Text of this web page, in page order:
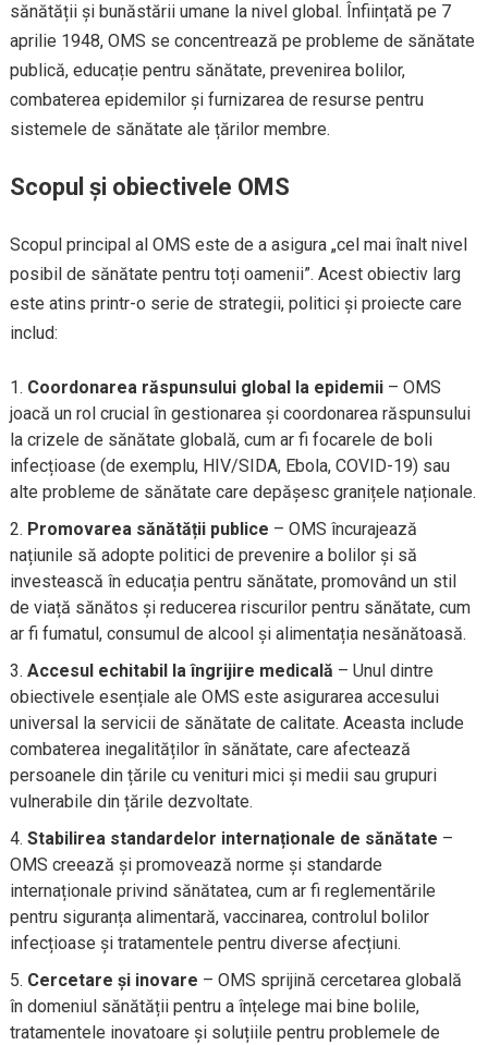
sănătății și bunăstării umane la nivel global. Înființată pe 7
aprilie 1948, OMS se concentrează pe probleme de sănătate
publică, educație pentru sănătate, prevenirea bolilor,
combaterea epidemilor și furnizarea de resurse pentru
sistemele de sănătate ale țărilor membre.
Scopul și obiectivele OMS
Scopul principal al OMS este de a asigura „cel mai înalt nivel
posibil de sănătate pentru toți oamenii”. Acest obiectiv larg
este atins printr-o serie de strategii, politici și proiecte care
includ:
Coordonarea răspunsului global la epidemii– OMS
joacă un rol crucial în gestionarea și coordonarea răspunsului
la crizele de sănătate globală, cum ar fi focarele de boli
infecțioase (de exemplu, HIV/SIDA, Ebola, COVID-19) sau
alte probleme de sănătate care depășesc granițele naționale.
Promovarea sănătății publice – OMS încurajează
națiunile să adopte politici de prevenire a bolilor și să
investească în educația pentru sănătate, promovând un stil
de viață sănătos și reducerea riscurilor pentru sănătate, cum
ar fi fumatul, consumul de alcool și alimentația nesănătoasă.
Accesul echitabil la îngrijire medicală – Unul dintre
obiectivele esențiale ale OMS este asigurarea accesului
universal la servicii de sănătate de calitate. Aceasta include
combaterea inegalităților în sănătate, care afectează
persoanele din țările cu venituri mici și medii sau grupuri
vulnerabile din țările dezvoltate.
Stabilirea standardelor internaționale de sănătate –
OMS creează și promovează norme și standarde
internaționale privind sănătatea, cum ar fi reglementările
pentru siguranța alimentară, vaccinarea, controlul bolilor
infecțioase și tratamentele pentru diverse afecțiuni.
Cercetare și inovare – OMS sprijină cercetarea globală
în domeniul sănătății pentru a înțelege mai bine bolile,
tratamentele inovatoare și soluțiile pentru problemele de